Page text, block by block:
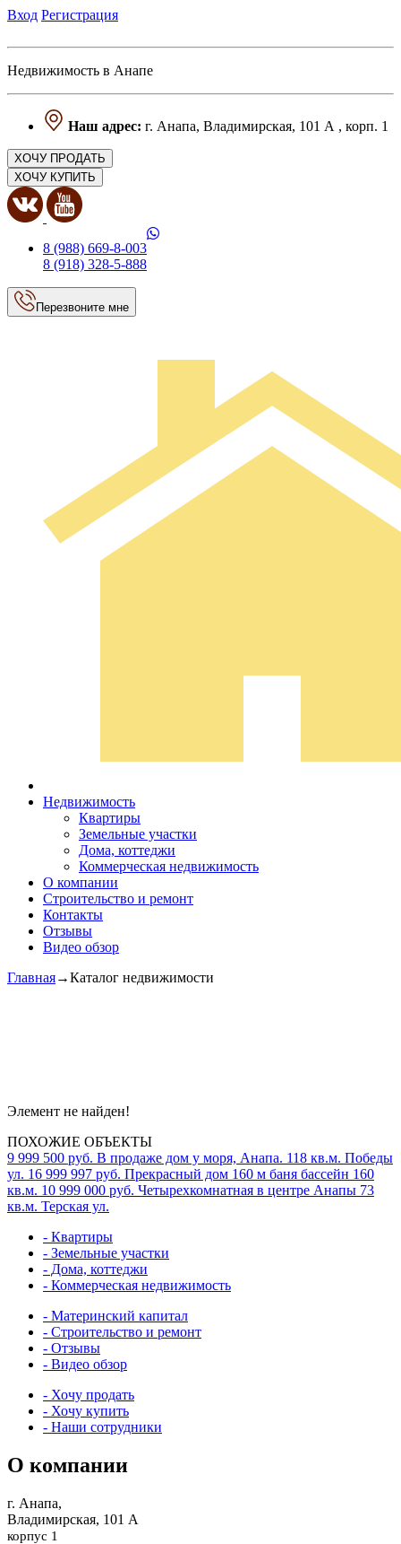
Вход Регистрация
Недвижимость в Анапе
Наш адрес: г. Анапа, Владимирская, 101 А , корп. 1
ХОЧУ ПРОДАТЬ
ХОЧУ КУПИТЬ
8 (988) 669-8-003
8 (918) 328-5-888
Перезвоните мне
Недвижимость
Квартиры
Земельные участки
Дома, коттеджи
Коммерческая недвижимость
О компании
Строительство и ремонт
Контакты
Отзывы
Видео обзор
Главная→Каталог недвижимости
Элемент не найден!
ПОХОЖИЕ ОБЪЕКТЫ
9 999 500 руб. В продаже дом у моря, Анапа. 118 кв.м. Победы
ул. 16 999 997 руб. Прекрасный дом 160 м баня бассейн 160
кв.м. 10 999 000 руб. Четырехкомнатная в центре Анапы 73
кв.м. Терская ул.
- Квартиры
- Земельные участки
- Дома, коттеджи
- Коммерческая недвижимость
- Материнский капитал
- Строительство и ремонт
- Отзывы
- Видео обзор
- Хочу продать
- Хочу купить
- Наши сотрудники
О компании
г. Анапа,
Владимирская, 101 А
корпус 1